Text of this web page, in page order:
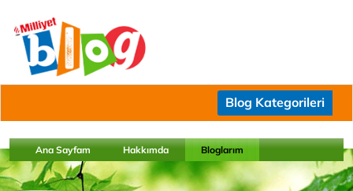
Blog Kategorileri
Ana Sayfam Hakkımda Bloglarım